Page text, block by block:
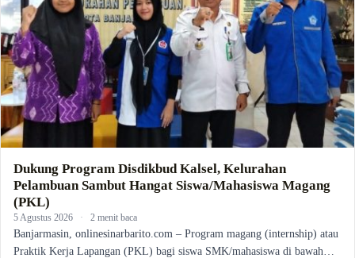
Dukung Program Disdikbud Kalsel, Kelurahan
Pelambuan Sambut Hangat Siswa/Mahasiswa Magang
(PKL)
5 Agustus 2026 · 2 menit baca
Banjarmasin, onlinesinarbarito.com – Program magang (internship) atau
Praktik Kerja Lapangan (PKL) bagi siswa SMK/mahasiswa di bawah…